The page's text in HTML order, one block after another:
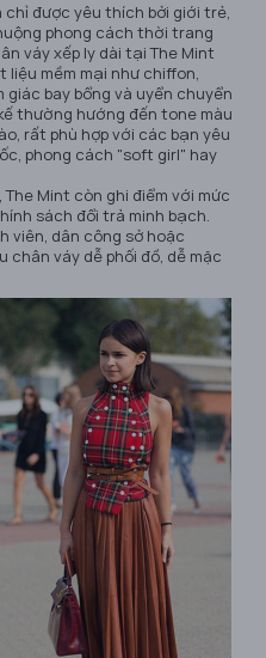
được yêu thích bởi giới trẻ,
phong cách thời trang
váy xếp ly dài tại The Mint
mềm mại như chiffon,
bay bổng và uyển chuyển
thường hướng đến tone màu
rất phù hợp với các bạn yêu
phong cách "soft girl" hay
Mint còn ghi điểm với mức
sách đổi trả minh bạch.
viên, dân công sở hoặc
chân váy dễ phối đồ, dễ mặc